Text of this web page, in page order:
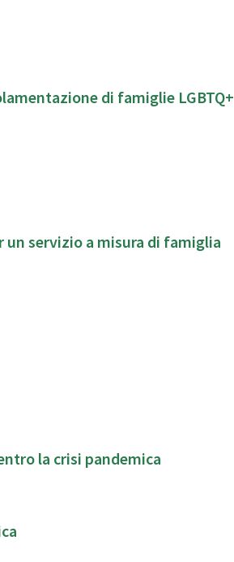
di famiglie LGBTQ+
un servizio a misura di famiglia
parola per la cura dei legami familiari ,dentro la crisi pandemica